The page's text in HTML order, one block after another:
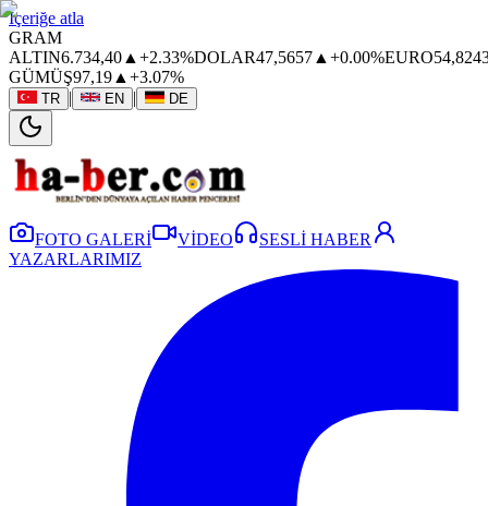
İçeriğe atla
GRAM
ALTIN6.734,40 ▲ +2.33%DOLAR47,5657 ▲ +0.00%EURO
GÜMÜŞ97,19 ▲ +3.07%
TR | EN | DE
FOTO GALERİ VİDEO
SESLİ HABER
YAZARLARIMIZ